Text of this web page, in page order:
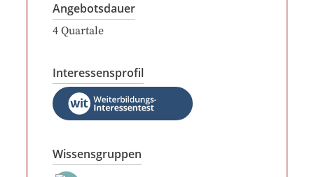
Angebotsdauer
4 Quartale
Interessensprofil
Wissensgruppen